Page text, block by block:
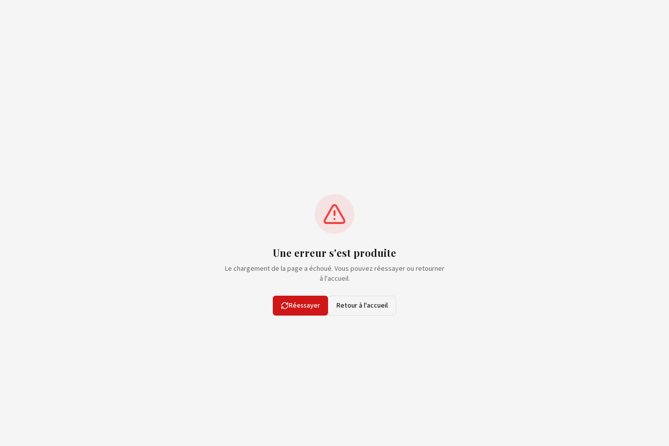
Une erreur s'est produite
Le chargement de la page a échoué. Vous pouvez réessayer ou retourner
à l'accueil.
Réessayer Retour à l'accueil